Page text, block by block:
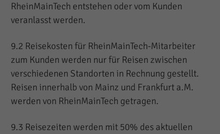
RheinMainTech entstehen oder vom Kunden
veranlasst werden.
9.2 Reisekosten für RheinMainTech-Mitarbeiter
zum Kunden werden nur für Reisen zwischen
verschiedenen Standorten in Rechnung gestellt.
Reisen innerhalb von Mainz und Frankfurt a.M.
werden von RheinMainTech getragen.
9.3 Reisezeiten werden mit 50% des aktuellen